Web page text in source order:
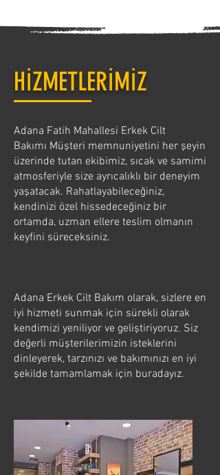
HİZMETLERİMİZ
Adana Fatih Mahallesi Erkek Cilt
Bakımı Müşteri memnuniyetini her şeyin
üzerinde tutan ekibimiz, sıcak ve samimi
atmosferiyle size ayrıcalıklı bir deneyim
yaşatacak. Rahatlayabileceğiniz,
kendinizi özel hissedeceğiniz bir
ortamda, uzman ellere teslim olmanın
keyfini süreceksiniz.
Adana Erkek Cilt Bakım olarak, sizlere en
iyi hizmeti sunmak için sürekli olarak
kendimizi yeniliyor ve geliştiriyoruz. Siz
değerli müşterilerimizin isteklerini
dinleyerek, tarzınızı ve bakımınızı en iyi
şekilde tamamlamak için buradayız.